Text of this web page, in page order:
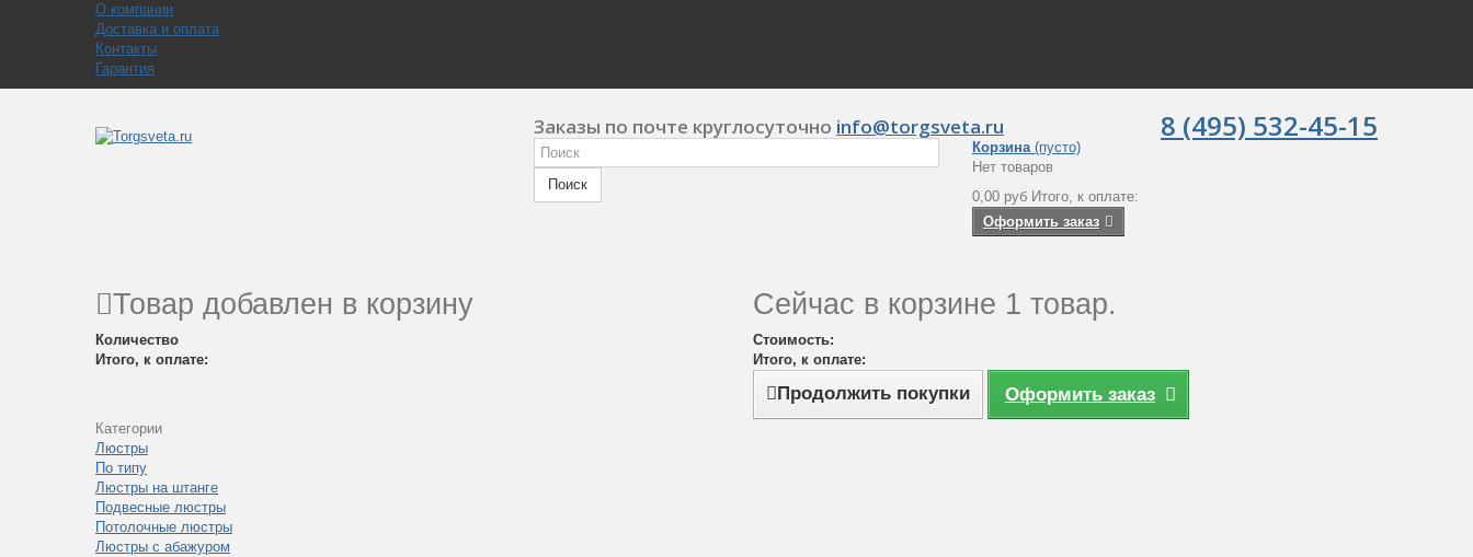
О компании
Доставка и оплата
Контакты
Гарантия
Заказы по почте круглосуточно info@torgsveta.ru 8 (495) 532-45-15
Поиск
Корзина (пусто)
Нет товаров
0,00 руб Итого, к оплате:
Оформить заказ
Товар добавлен в корзину
Количество
Итого, к оплате:
Сейчас в корзине 1 товар.
Стоимость:
Итого, к оплате:
Продолжить покупки Оформить заказ
Категории
Люстры
По типу
Люстры на штанге
Подвесные люстры
Потолочные люстры
Люстры с абажуром